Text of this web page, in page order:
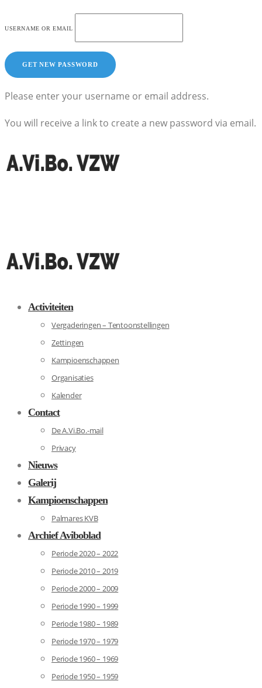
USERNAME OR EMAIL
Please enter your username or email address.
You will receive a link to create a new password via email.
Activiteiten
Vergaderingen – Tentoonstellingen
Zettingen
Kampioenschappen
Organisaties
Kalender
Contact
De A.Vi.Bo.-mail
Privacy
Nieuws
Galerij
Kampioenschappen
Palmares KVB
Archief Aviboblad
Periode 2020 – 2022
Periode 2010 – 2019
Periode 2000 – 2009
Periode 1990 – 1999
Periode 1980 – 1989
Periode 1970 – 1979
Periode 1960 – 1969
Periode 1950 – 1959